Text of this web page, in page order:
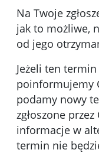
Na Twoje
jak to możliwe,
od jego
Jeżeli ten
poinformujemy
podamy nowy
zgłoszone
informacje w
termin nie